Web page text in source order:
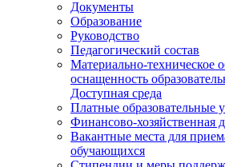
Документы
Образование
Руководство
Педагогический состав
Материально-техническое
оснащенность
Доступная среда
Платные образовательные
Финансово-хозяйственная
Вакантные места для
обучающихся